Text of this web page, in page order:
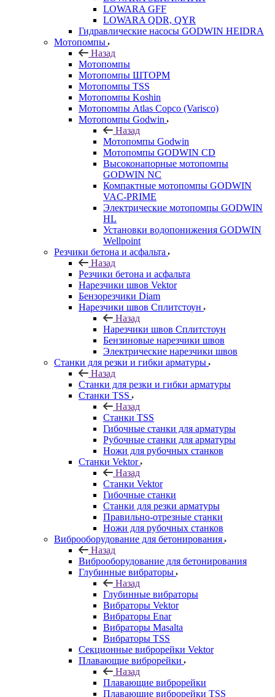
LOWARA GFF
LOWARA QDR, QYR
Гидравлические насосы GODWIN HEIDRA
Мотопомпы
Назад
Мотопомпы
Мотопомпы ШТОРМ
Мотопомпы TSS
Мотопомпы Koshin
Мотопомпы Atlas Copco (Varisco)
Мотопомпы Godwin
Назад
Мотопомпы Godwin
Мотопомпы GODWIN CD
Высоконапорные мотопомпы
GODWIN NC
Компактные мотопомпы GODWIN
VAC-PRIME
Электрические мотопомпы GODWIN
HL
Установки водопонижения GODWIN
Wellpoint
Резчики бетона и асфальта
Назад
Резчики бетона и асфальта
Нарезчики швов Vektor
Бензорезчики Diam
Нарезчики швов Сплитстоун
Назад
Нарезчики швов Сплитстоун
Бензиновые нарезчики швов
Электрические нарезчики швов
Станки для резки и гибки арматуры
Назад
Станки для резки и гибки арматуры
Станки TSS
Назад
Станки TSS
Гибочные станки для арматуры
Рубочные станки для арматуры
Ножи для рубочных станков
Станки Vektor
Назад
Станки Vektor
Гибочные станки
Станки для резки арматуры
Правильно-отрезные станки
Ножи для рубочных станков
Виброоборудование для бетонирования
Назад
Виброоборудование для бетонирования
Глубинные вибраторы
Назад
Глубинные вибраторы
Вибраторы Vektor
Вибраторы Enar
Вибраторы Masalta
Вибраторы TSS
Секционные виброрейки Vektor
Плавающие виброрейки
Назад
Плавающие виброрейки
Плавающие виброрейки TSS